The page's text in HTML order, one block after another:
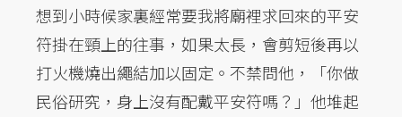
想到小時候家裏經常要我將廟裡求回來的平安
符掛在頸上的往事，如果太長，會剪短後再以
打火機燒出繩結加以固定。不禁問他，「你做
民俗研究，身上沒有配戴平安符嗎？」他堆起